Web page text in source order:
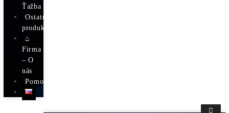
/
kúpa)
Získaš
BTC s
-40%
ZĽAVOU?
Fotovoltika